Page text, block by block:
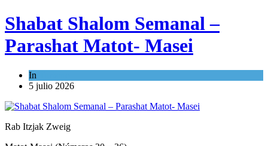
Shabat Shalom Semanal –
Parashat Matot- Masei
In
5 julio 2026
Rab Itzjak Zweig